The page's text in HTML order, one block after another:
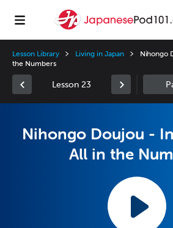
Lesson Library Living in Japan
Nihongo
the Numbers
Lesson 23
Nihongo Doujou -
All in the